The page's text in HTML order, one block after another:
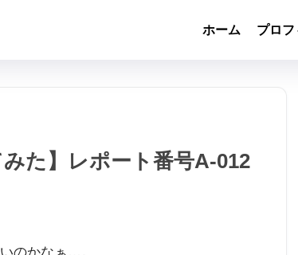
ホーム プロ
みた】レポート番号A-012